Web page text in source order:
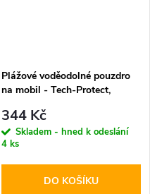
Plážové voděodolné pouzdro
na mobil - Tech-Protect,
344 Kč
Skladem - hned k odeslání
4 ks
DO KOŠÍKU